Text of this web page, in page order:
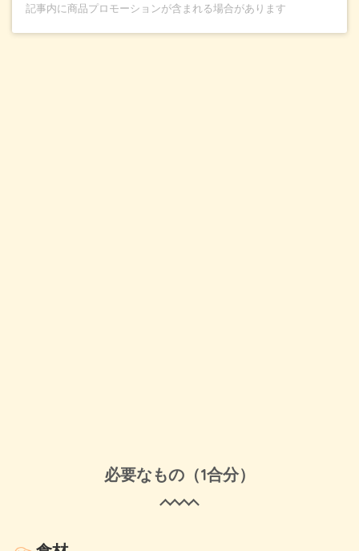
記事内に商品プロモーションが含まれる場合があります
必要なもの（1合分）